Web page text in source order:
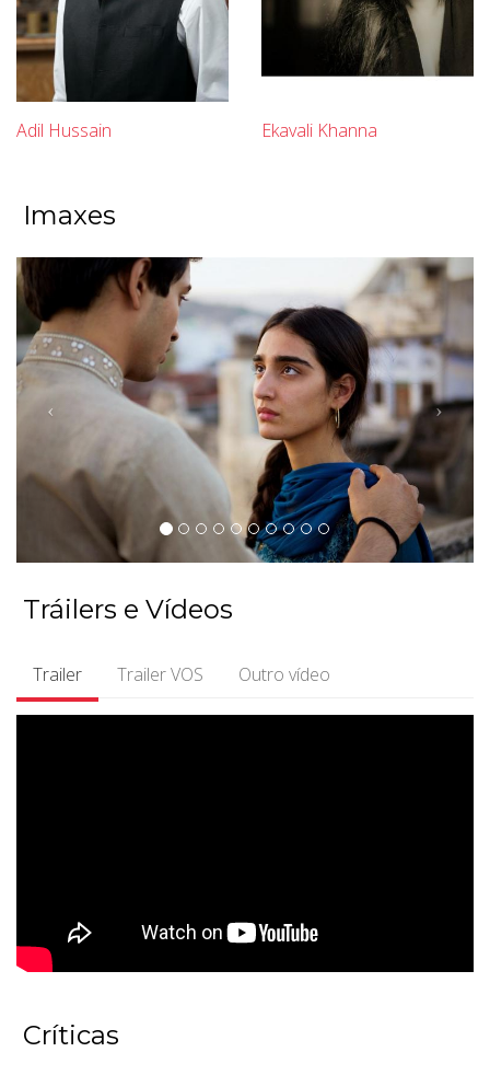
Adil Hussain Ekavali Khanna
Imaxes
Previous Next
Tráilers e Vídeos
Trailer Trailer VOS Outro vídeo
Críticas